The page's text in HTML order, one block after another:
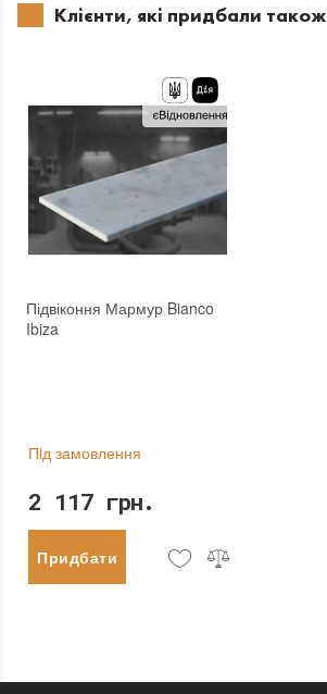
Клієнти, які придбали також
Підвіконня Мармур Bianco
Ibiza
Пiд замовлення
2 117 грн.
Придбати